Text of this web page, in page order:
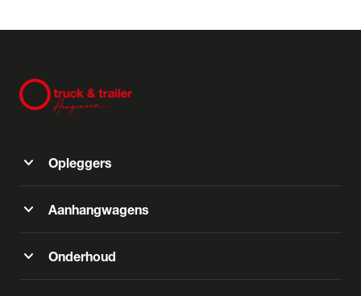
expand_more Opleggers
expand_more Aanhangwagens
expand_more Onderhoud